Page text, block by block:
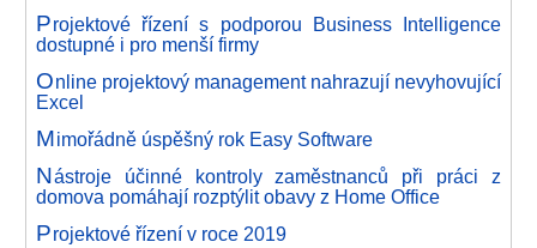
Projektové řízení s podporou Business Intelligence
dostupné i pro menší firmy
Online projektový management nahrazují nevyhovující
Excel
Mimořádně úspěšný rok Easy Software
Nástroje účinné kontroly zaměstnanců při práci z
domova pomáhají rozptýlit obavy z Home Office
Projektové řízení v roce 2019